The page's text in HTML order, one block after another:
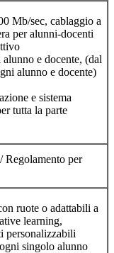
Mb/sec, cablaggio a
per alunni-docenti
e docente, (dal
alunno e docente)
e sistema
tutta la parte
Regolamento per
ruote o adattabili a
learning,
personalizzabili
singolo alunno